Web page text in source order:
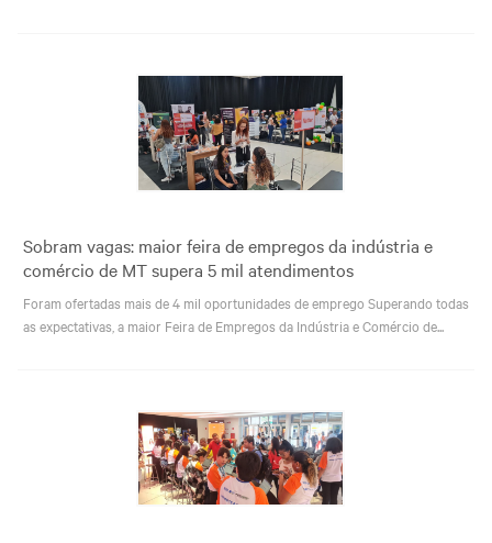
Sobram vagas: maior feira de empregos da indústria e
comércio de MT supera 5 mil atendimentos
Foram ofertadas mais de 4 mil oportunidades de emprego Superando todas
as expectativas, a maior Feira de Empregos da Indústria e Comércio de...